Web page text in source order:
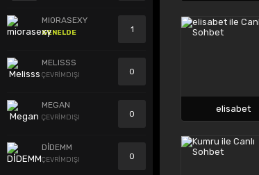
MIORASEXY
GENELDE 1
MELISSS
ÇEVRİMDIŞI 0
MEGAN
ÇEVRİMDIŞI 0
DİDEMM
ÇEVRİMDIŞI 0
elisabet